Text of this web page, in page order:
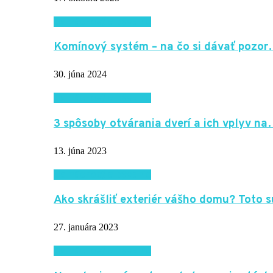
Komínový systém – na čo si dávať
30. júna 2024
3 spôsoby otvárania dverí a ich vplyv
13. júna 2023
Ako skrášliť exteriér vášho domu? Toto
27. januára 2023